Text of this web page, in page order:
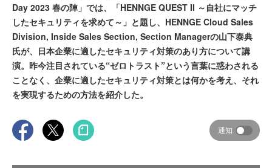
Day 2023 春の陣」では、「HENNGE QUEST II ～自社にマッチ
したセキュリティを求めて～」と題し、HENNGE Cloud Sales
Division, Inside Sales Section, Section Managerの山下泰典
氏が、日本企業に適したセキュリティ対策のあり方について講
演。昨今注目されている“ゼロトラスト”という言葉に惑わされる
ことなく、企業に適したセキュリティ対策とは何かを考え、それ
を実現するための方法を紹介した。
通知